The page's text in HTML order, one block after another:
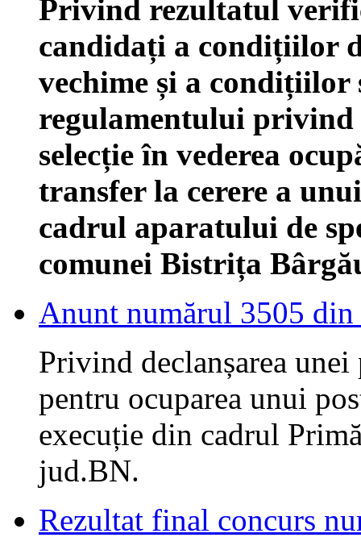
Privind rezultatul
candidați a condițiilor
vechime și a condițiilor
regulamentului privind
selecție în vederea
transfer la cerere a
cadrul aparatului de
comunei Bistrița
Anunt numărul 3505
Privind declanșarea
pentru ocuparea unui
execuție din cadrul
jud.BN.
Rezultat final concurs